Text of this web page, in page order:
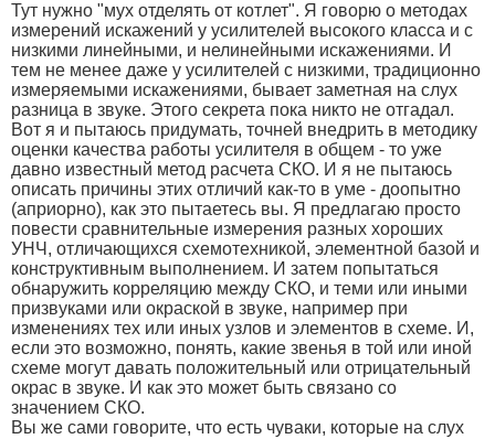
Тут нужно "мух отделять от котлет". Я говорю о методах
измерений искажений у усилителей высокого класса и с
низкими линейными, и нелинейными искажениями. И
тем не менее даже у усилителей с низкими, традиционно
измеряемыми искажениями, бывает заметная на слух
разница в звуке. Этого секрета пока никто не отгадал.
Вот я и пытаюсь придумать, точней внедрить в методику
оценки качества работы усилителя в общем - то уже
давно известный метод расчета СКО. И я не пытаюсь
описать причины этих отличий как-то в уме - доопытно
(априорно), как это пытаетесь вы. Я предлагаю просто
повести сравнительные измерения разных хороших
УНЧ, отличающихся схемотехникой, элементной базой и
конструктивным выполнением. И затем попытаться
обнаружить корреляцию между СКО, и теми или иными
призвуками или окраской в звуке, например при
изменениях тех или иных узлов и элементов в схеме. И,
если это возможно, понять, какие звенья в той или иной
схеме могут давать положительный или отрицательный
окрас в звуке. И как это может быть связано со
значением СКО.
Вы же сами говорите, что есть чуваки, которые на слух